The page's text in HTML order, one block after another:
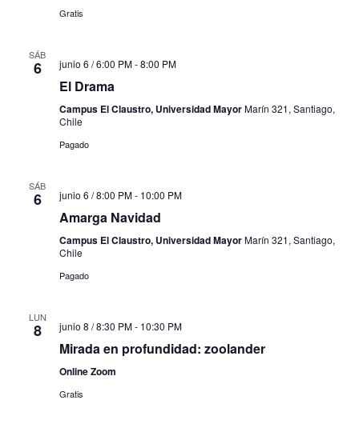
Gratis
SÁB
6 junio 6 / 6:00 PM-8:00 PM
El Drama
Campus El Claustro, Universidad MayorMarín 321, Santiago,
Chile
Pagado
SÁB
6 junio 6 / 8:00 PM- 10:00 PM
Amarga Navidad
Campus El Claustro, Universidad MayorMarín 321, Santiago,
Chile
Pagado
LUN
8 junio 8 / 8:30 PM- 10:30 PM
Mirada en profundidad: zoolander
Online Zoom
Gratis